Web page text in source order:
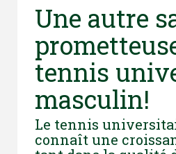
Une autre
tennis
masculin!
Le tennis
connaît une